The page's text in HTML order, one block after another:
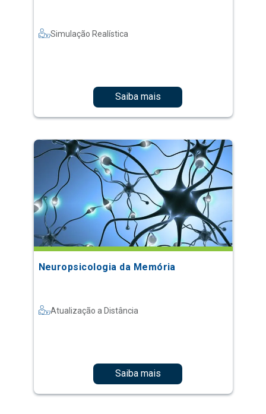
Simulação Realística
Saiba mais
Neuropsicologia da Memória
Atualização a Distância
Saiba mais